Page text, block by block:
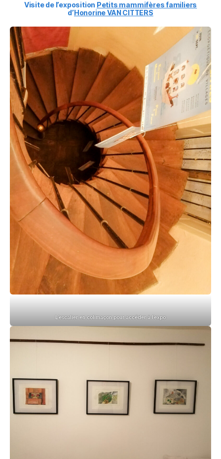
Visite de l’exposition Petits mammifères familiers
d’Honorine VAN CITTERS
L’escalier en colimaçon pour accéder à l’expo